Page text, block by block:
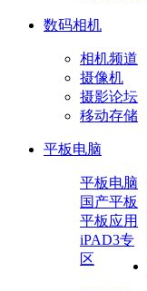
数码相机
相机频道
摄像机
摄影论坛
移动存储
平板电脑
平板电脑
国产平板
平板应用
iPAD3专
区